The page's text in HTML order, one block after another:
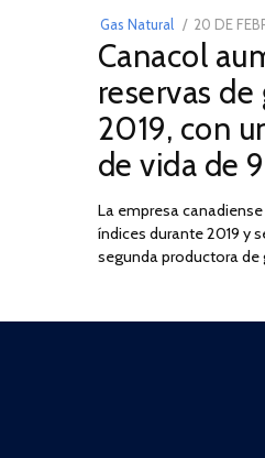
Gas Natural
POSTED
ON
20 DE
Canacol
reservas de
2019, con
de vida de
La empresa
índices durante 2019 y
segunda productora de